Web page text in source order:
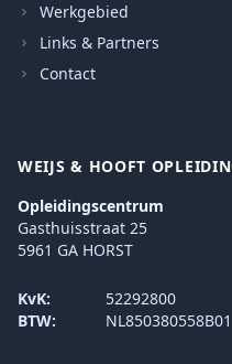
Werkgebied
Links & Partners
Contact
WEIJS & HOOFT
Opleidingscentrum
Gasthuisstraat 25
5961 GA HORST
KvK:
52292800
BTW:
NL850380558B01